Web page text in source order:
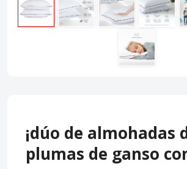
¡dúo de almohadas
plumas de ganso